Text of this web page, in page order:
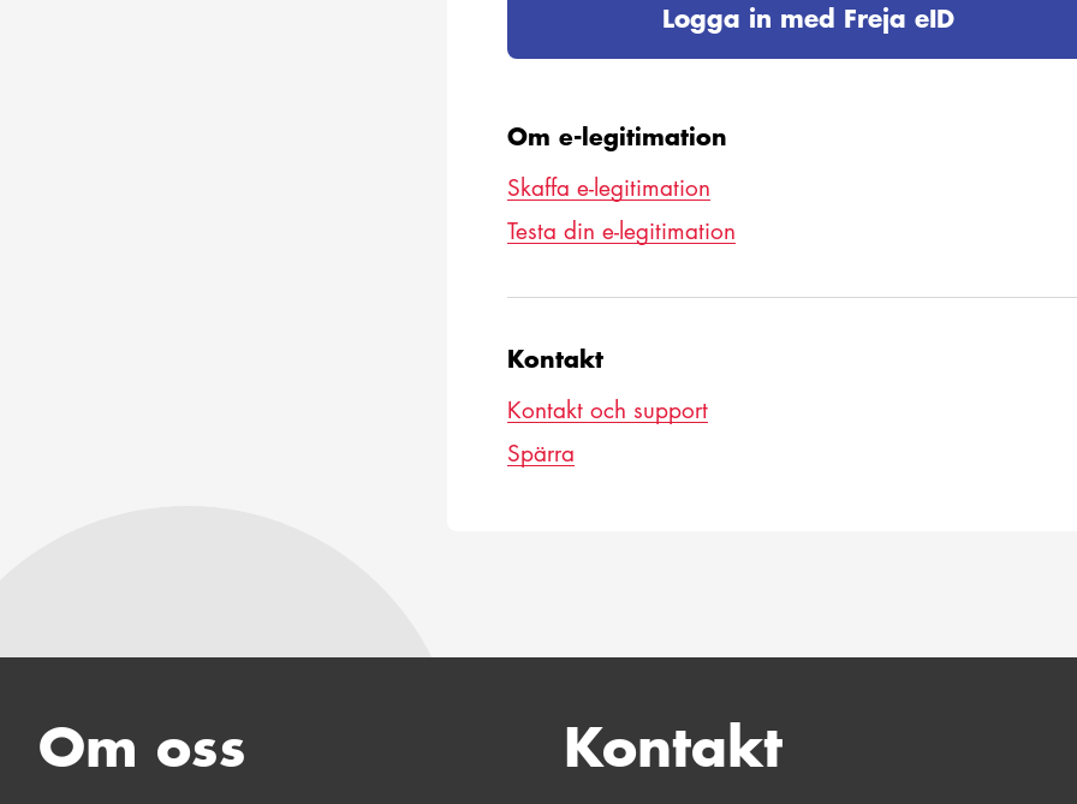
Logga in med Freja eID
Om e-legitimation
Skaffa e-legitimation
Testa din e-legitimation
Kontakt
Kontakt och support
Spärra
Om oss Kontakt